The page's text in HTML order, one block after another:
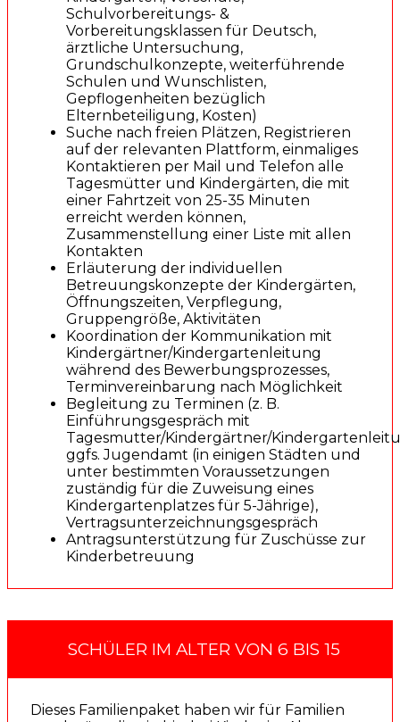
Schulvorbereitungs- &
Vorbereitungsklassen für Deutsch,
ärztliche Untersuchung,
Grundschulkonzepte, weiterführende
Schulen und Wunschlisten,
Gepflogenheiten bezüglich
Elternbeteiligung, Kosten)
Suche nach freien Plätzen, Registrieren
auf der relevanten Plattform, einmaliges
Kontaktieren per Mail und Telefon alle
Tagesmütter und Kindergärten, die mit
einer Fahrtzeit von 25-35 Minuten
erreicht werden können,
Zusammenstellung einer Liste mit allen
Kontakten
Erläuterung der individuellen
Betreuungskonzepte der Kindergärten,
Öffnungszeiten, Verpflegung,
Gruppengröße, Aktivitäten
Koordination der Kommunikation mit
Kindergärtner/Kindergartenleitung
während des Bewerbungsprozesses,
Terminvereinbarung nach Möglichkeit
Begleitung zu Terminen (z. B.
Einführungsgespräch mit
Tagesmutter/Kindergärtner/
ggfs. Jugendamt (in einigen Städten und
unter bestimmten Voraussetzungen
zuständig für die Zuweisung eines
Kindergartenplatzes für 5-Jährige),
Vertragsunterzeichnungsgespräch
Antragsunterstützung für Zuschüsse zur
Kinderbetreuung
SCHÜLER IM ALTER VON 6 BIS 15
Dieses Familienpaket haben wir für Familien